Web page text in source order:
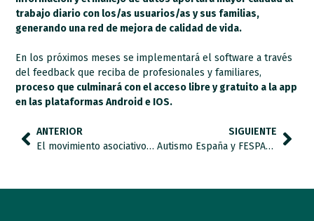
trabajo diario con los/as usuarios/as y sus familias,
generando una red de mejora de calidad de vida.
En los próximos meses se implementará el software a través
del feedback que reciba de profesionales y familiares,
proceso que culminará con el acceso libre y gratuito a la app
en las plataformas Android e IOS.
ANTERIOR
El movimiento asociativo del autismo reclama la aprobación del Plan de acción de la Estrategia Española en TEA
SIGUIENTE
Autismo España y FESPAU se unen para consolidar un movimiento asociativo del autismo único, fortalecido y cohesionado.